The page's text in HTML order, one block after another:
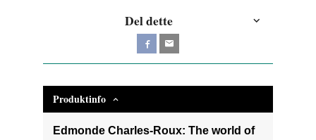
Del dette
Produktinfo
Edmonde Charles-Roux: The world of